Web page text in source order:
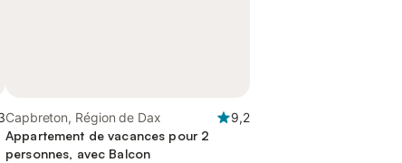
Capbreton, Région de Dax
9,2
Appartement de vacances pour 2
personnes, avec Balcon